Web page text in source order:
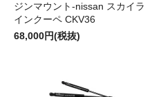
ジンマウント-nissan スカイラ
インクーペ CKV36
68,000円(税抜)